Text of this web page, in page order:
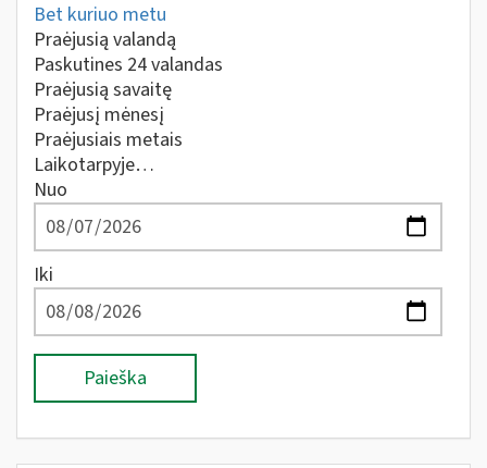
Bet kuriuo metu
Praėjusią valandą
Paskutines 24 valandas
Praėjusią savaitę
Praėjusį mėnesį
Praėjusiais metais
Laikotarpyje…
Nuo
Iki
Paieška